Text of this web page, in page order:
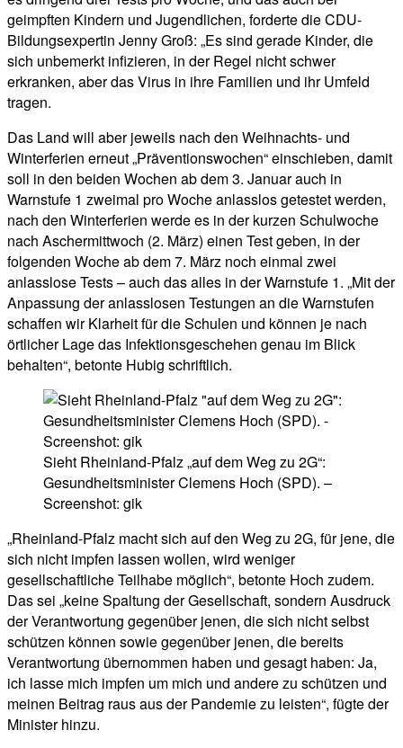
geimpften Kindern und Jugendlichen, forderte die CDU-
Bildungsexpertin Jenny Groß: „Es sind gerade Kinder, die
sich unbemerkt infizieren, in der Regel nicht schwer
erkranken, aber das Virus in ihre Familien und ihr Umfeld
tragen.
Das Land will aber jeweils nach den Weihnachts- und
Winterferien erneut „Präventionswochen“ einschieben, damit
soll in den beiden Wochen ab dem 3. Januar auch in
Warnstufe 1 zweimal pro Woche anlasslos getestet werden,
nach den Winterferien werde es in der kurzen Schulwoche
nach Aschermittwoch (2. März) einen Test geben, in der
folgenden Woche ab dem 7. März noch einmal zwei
anlasslose Tests – auch das alles in der Warnstufe 1. „Mit der
Anpassung der anlasslosen Testungen an die Warnstufen
schaffen wir Klarheit für die Schulen und können je nach
örtlicher Lage das Infektionsgeschehen genau im Blick
behalten“, betonte Hubig schriftlich.
Sieht Rheinland-Pfalz „auf dem Weg zu 2G“:
Gesundheitsminister Clemens Hoch (SPD). –
Screenshot: gik
„Rheinland-Pfalz macht sich auf den Weg zu 2G, für jene, die
sich nicht impfen lassen wollen, wird weniger
gesellschaftliche Teilhabe möglich“, betonte Hoch zudem.
Das sei „keine Spaltung der Gesellschaft, sondern Ausdruck
der Verantwortung gegenüber jenen, die sich nicht selbst
schützen können sowie gegenüber jenen, die bereits
Verantwortung übernommen haben und gesagt haben: Ja,
ich lasse mich impfen um mich und andere zu schützen und
meinen Beitrag raus aus der Pandemie zu leisten“, fügte der
Minister hinzu.